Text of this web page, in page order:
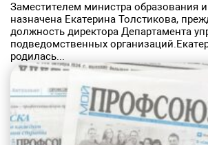
​Заместителем министра образования
назначена Екатерина Толстикова,
должность директора Департамента
подведомственных
родилась...